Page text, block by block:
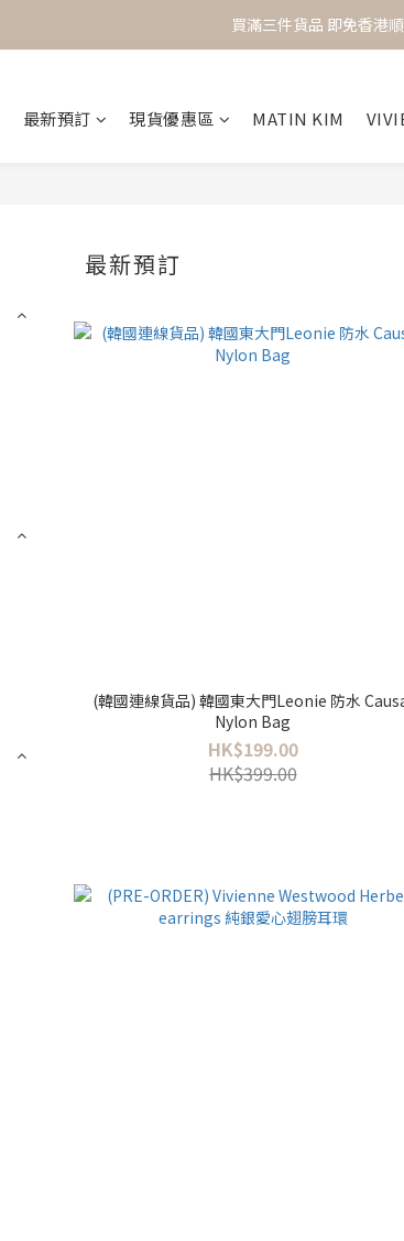
買滿三件貨品 即免香港
最新預訂 現貨優惠區 MATIN KIM
最新預訂
(韓國連線貨品) 韓國東大門Leonie 防水
Nylon Bag
HK$199.00
HK$399.00